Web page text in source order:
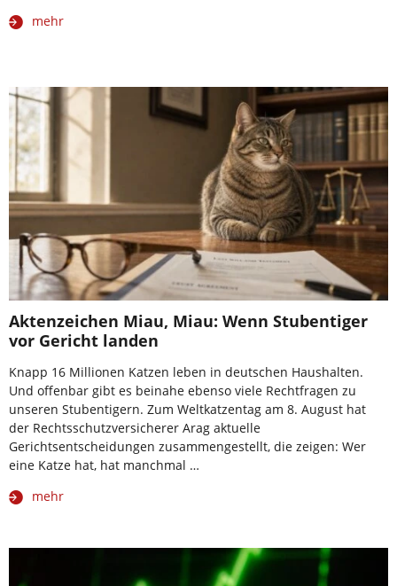
mehr
Aktenzeichen Miau, Miau: Wenn Stubentiger
vor Gericht landen
Knapp 16 Millionen Katzen leben in deutschen Haushalten.
Und offenbar gibt es beinahe ebenso viele Rechtfragen zu
unseren Stubentigern. Zum Weltkatzentag am 8. August hat
der Rechtsschutzversicherer Arag aktuelle
Gerichtsentscheidungen zusammengestellt, die zeigen: Wer
eine Katze hat, hat manchmal …
mehr